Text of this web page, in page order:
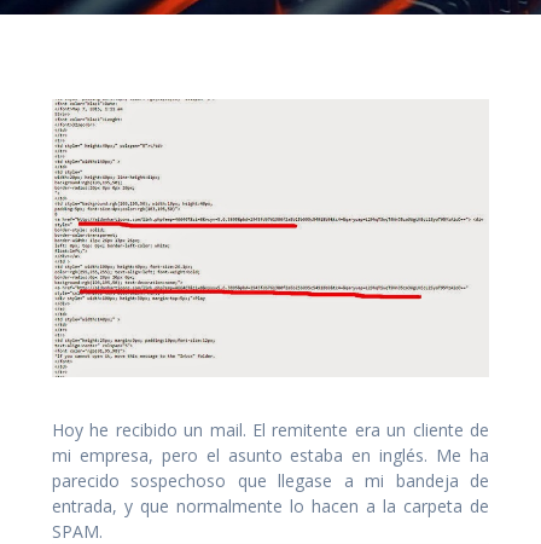
Hoy he recibido un mail. El remitente era un cliente de
mi empresa, pero el asunto estaba en inglés. Me ha
parecido sospechoso que llegase a mi bandeja de
entrada, y que normalmente lo hacen a la carpeta de
SPAM.